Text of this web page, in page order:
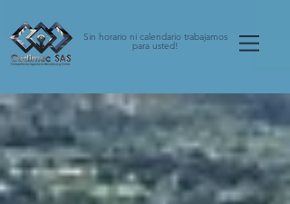
Sin horario ni calendario trabajamos
para usted!